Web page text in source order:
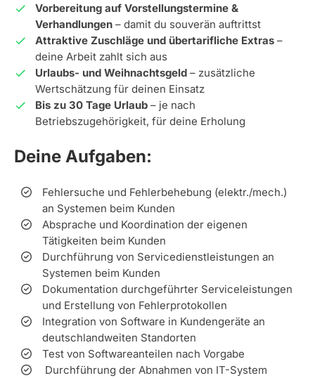
Vorbereitung auf Vorstellungstermine &
Verhandlungen – damit du souverän auftrittst
Attraktive Zuschläge und übertarifliche Extras –
deine Arbeit zahlt sich aus
Urlaubs- und Weihnachtsgeld – zusätzliche
Wertschätzung für deinen Einsatz
Bis zu 30 Tage Urlaub – je nach
Betriebszugehörigkeit, für deine Erholung
Deine Aufgaben:
Fehlersuche und Fehlerbehebung (elektr./mech.)
an Systemen beim Kunden
Absprache und Koordination der eigenen
Tätigkeiten beim Kunden
Durchführung von Servicedienstleistungen an
Systemen beim Kunden
Dokumentation durchgeführter Serviceleistungen
und Erstellung von Fehlerprotokollen
Integration von Software in Kundengeräte an
deutschlandweiten Standorten
Test von Softwareanteilen nach Vorgabe
Durchführung der Abnahmen von IT-System